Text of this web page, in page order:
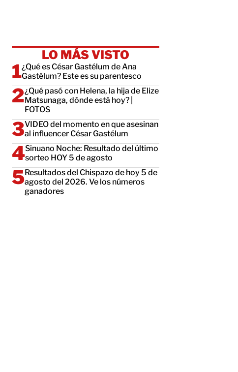
LO MÁS VISTO
¿Qué es César Gastélum de Ana
Gastélum? Este es su parentesco
¿Qué pasó con Helena, la hija de Elize
Matsunaga, dónde está hoy? |
FOTOS
VIDEO del momento en que asesinan
al influencer César Gastélum
Sinuano Noche: Resultado del último
sorteo HOY 5 de agosto
Resultados del Chispazo de hoy 5 de
agosto del 2026. Ve los números
ganadores